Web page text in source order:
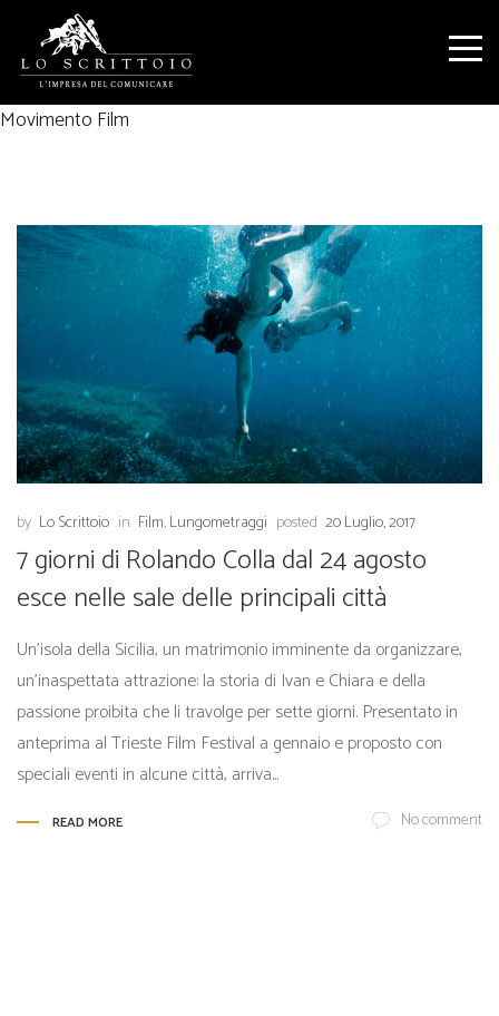
Movimento Film
by Lo Scrittoio in Film,Lungometraggi posted 20 Luglio, 2017
7 giorni di Rolando Colla dal 24 agosto
esce nelle sale delle principali città
Un’isola della Sicilia, un matrimonio imminente da organizzare,
un’inaspettata attrazione: la storia di Ivan e Chiara e della
passione proibita che li travolge per sette giorni. Presentato in
anteprima al Trieste Film Festival a gennaio e proposto con
speciali eventi in alcune città, arriva...
READ MORE No comment